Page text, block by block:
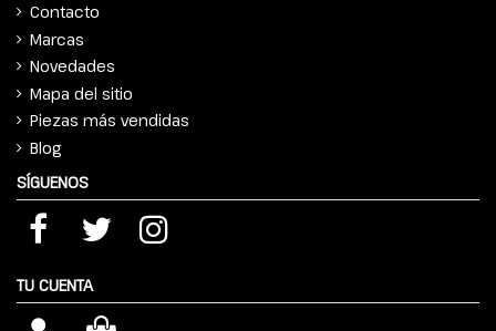
Contacto
Marcas
Novedades
Mapa del sitio
Piezas más vendidas
Blog
SÍGUENOS
TU CUENTA